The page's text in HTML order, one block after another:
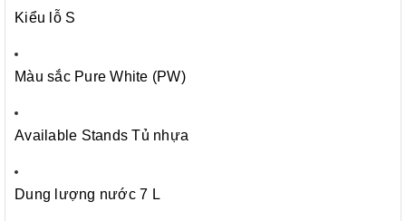
Kiểu lỗ S
Màu sắc Pure White (PW)
Available Stands Tủ nhựa
Dung lượng nước 7 L